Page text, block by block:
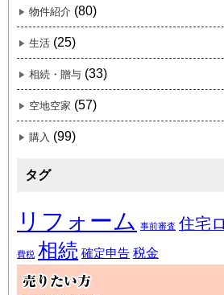
物件紹介 (80)
生活 (25)
相続・贈与 (33)
空地空家 (57)
購入 (99)
タグ
リフォーム 事前審査 住宅
費税 相続 確定申告 税金